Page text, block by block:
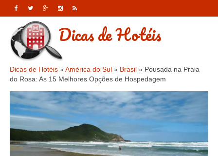
Dicas de Hotéis
Dicas de Hotéis »América do Sul » Brasil » Pousada na Praia
do Rosa: As 15 Melhores Opções de Hospedagem